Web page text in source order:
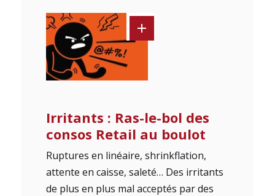
Irritants : Ras-le-bol des
consos Retail au boulot
Ruptures en linéaire, shrinkflation,
attente en caisse, saleté… Des irritants
de plus en plus mal acceptés par des